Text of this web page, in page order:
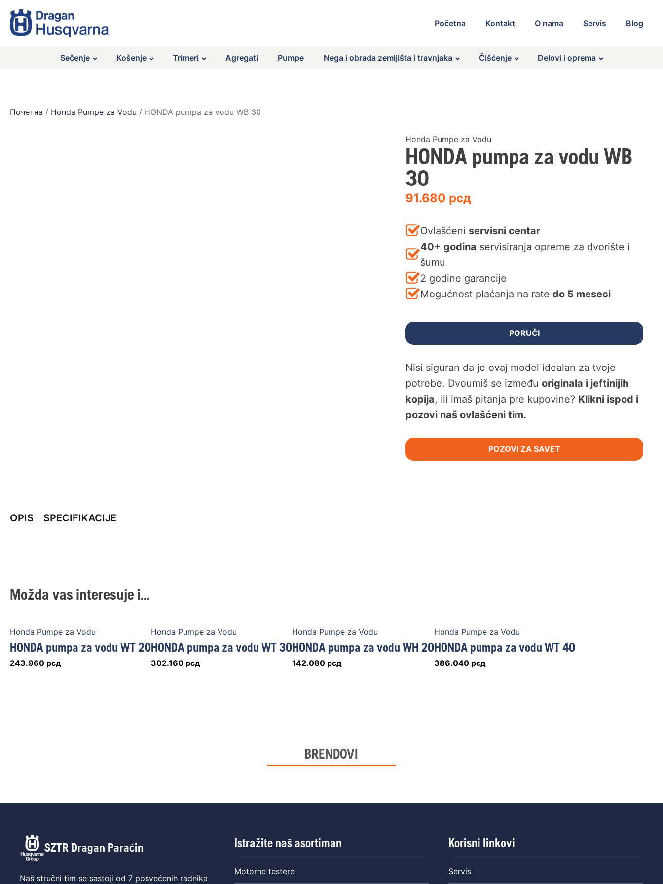
Početna Kontakt O nama Servis Blog
Sečenje Košenje Trimeri Agregati Pumpe Nega i obrada zemljišta i travnjaka Čišćenje Delovi i oprema
Почетна / Honda Pumpe za Vodu / HONDA pumpa za vodu WB 30
Honda Pumpe za Vodu
HONDA pumpa za vodu WB
30
91.680 рсд
Ovlašćeni servisni centar
40+ godina servisiranja opreme za dvorište i
šumu
2 godine garancije
Mogućnost plaćanja na ratedo 5 meseci
PORUČI
Nisi siguran da je ovaj model idealan za tvoje
potrebe. Dvoumiš se izmeđuoriginala i jeftinijih
kopija, ili imaš pitanja pre kupovine? Klikni ispod i
pozovi naš ovlašćeni tim.
POZOVI ZA SAVET
OPIS SPECIFIKACIJE
Možda vas interesuje i...
Honda Pumpe za Vodu
HONDA pumpa za vodu WT 20
243.960 рсд
Honda Pumpe za Vodu
HONDA pumpa za vodu WT 30
302.160 рсд
Honda Pumpe za Vodu
HONDA pumpa za vodu WH 20
142.080 рсд
Honda Pumpe za Vodu
HONDA pumpa za vodu WT 40
386.040 рсд
BRENDOVI
SZTR Dragan Paraćin
Naš stručni tim se sastoji od 7 posvećenih radnika
Istražite naš asortiman
Motorne testere
Korisni linkovi
Servis